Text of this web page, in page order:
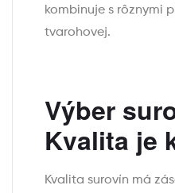
kombinuje s rôznymi
tvarohovej.
Výber
Kvalita je
Kvalita surovín má